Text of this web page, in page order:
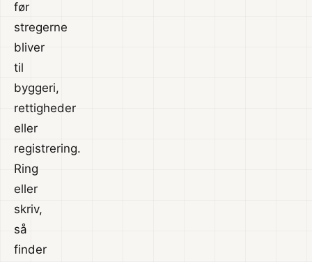
før
stregerne
bliver
til
byggeri,
rettigheder
eller
registrering.
Ring
eller
skriv,
så
finder